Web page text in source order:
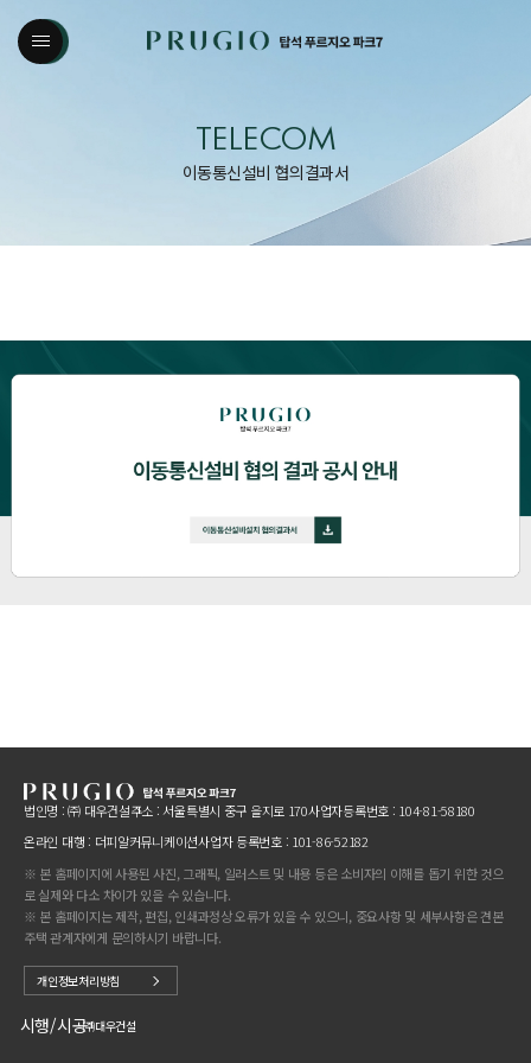
TELECOM
이동통신설비 협의결과서
법인명 : ㈜ 대우건설주소 : 서울특별시 중구 을지로 170사업자등록번호 : 104-81-58180
온라인 대행 : 더피알커뮤니케이션사업자 등록번호 : 101-86-52182
※ 본 홈페이지에 사용된 사진, 그래픽, 일러스트 및 내용 등은 소비자의 이해를 돕기 위한 것으
로 실제와 다소 차이가 있을 수 있습니다.
※ 본 홈페이지는 제작, 편집, 인쇄과정상 오류가 있을 수 있으니, 중요사항 및 세부사항은 견본
주택 관계자에게 문의하시기 바랍니다.
개인정보처리방침
시행/시공㈜대우건설